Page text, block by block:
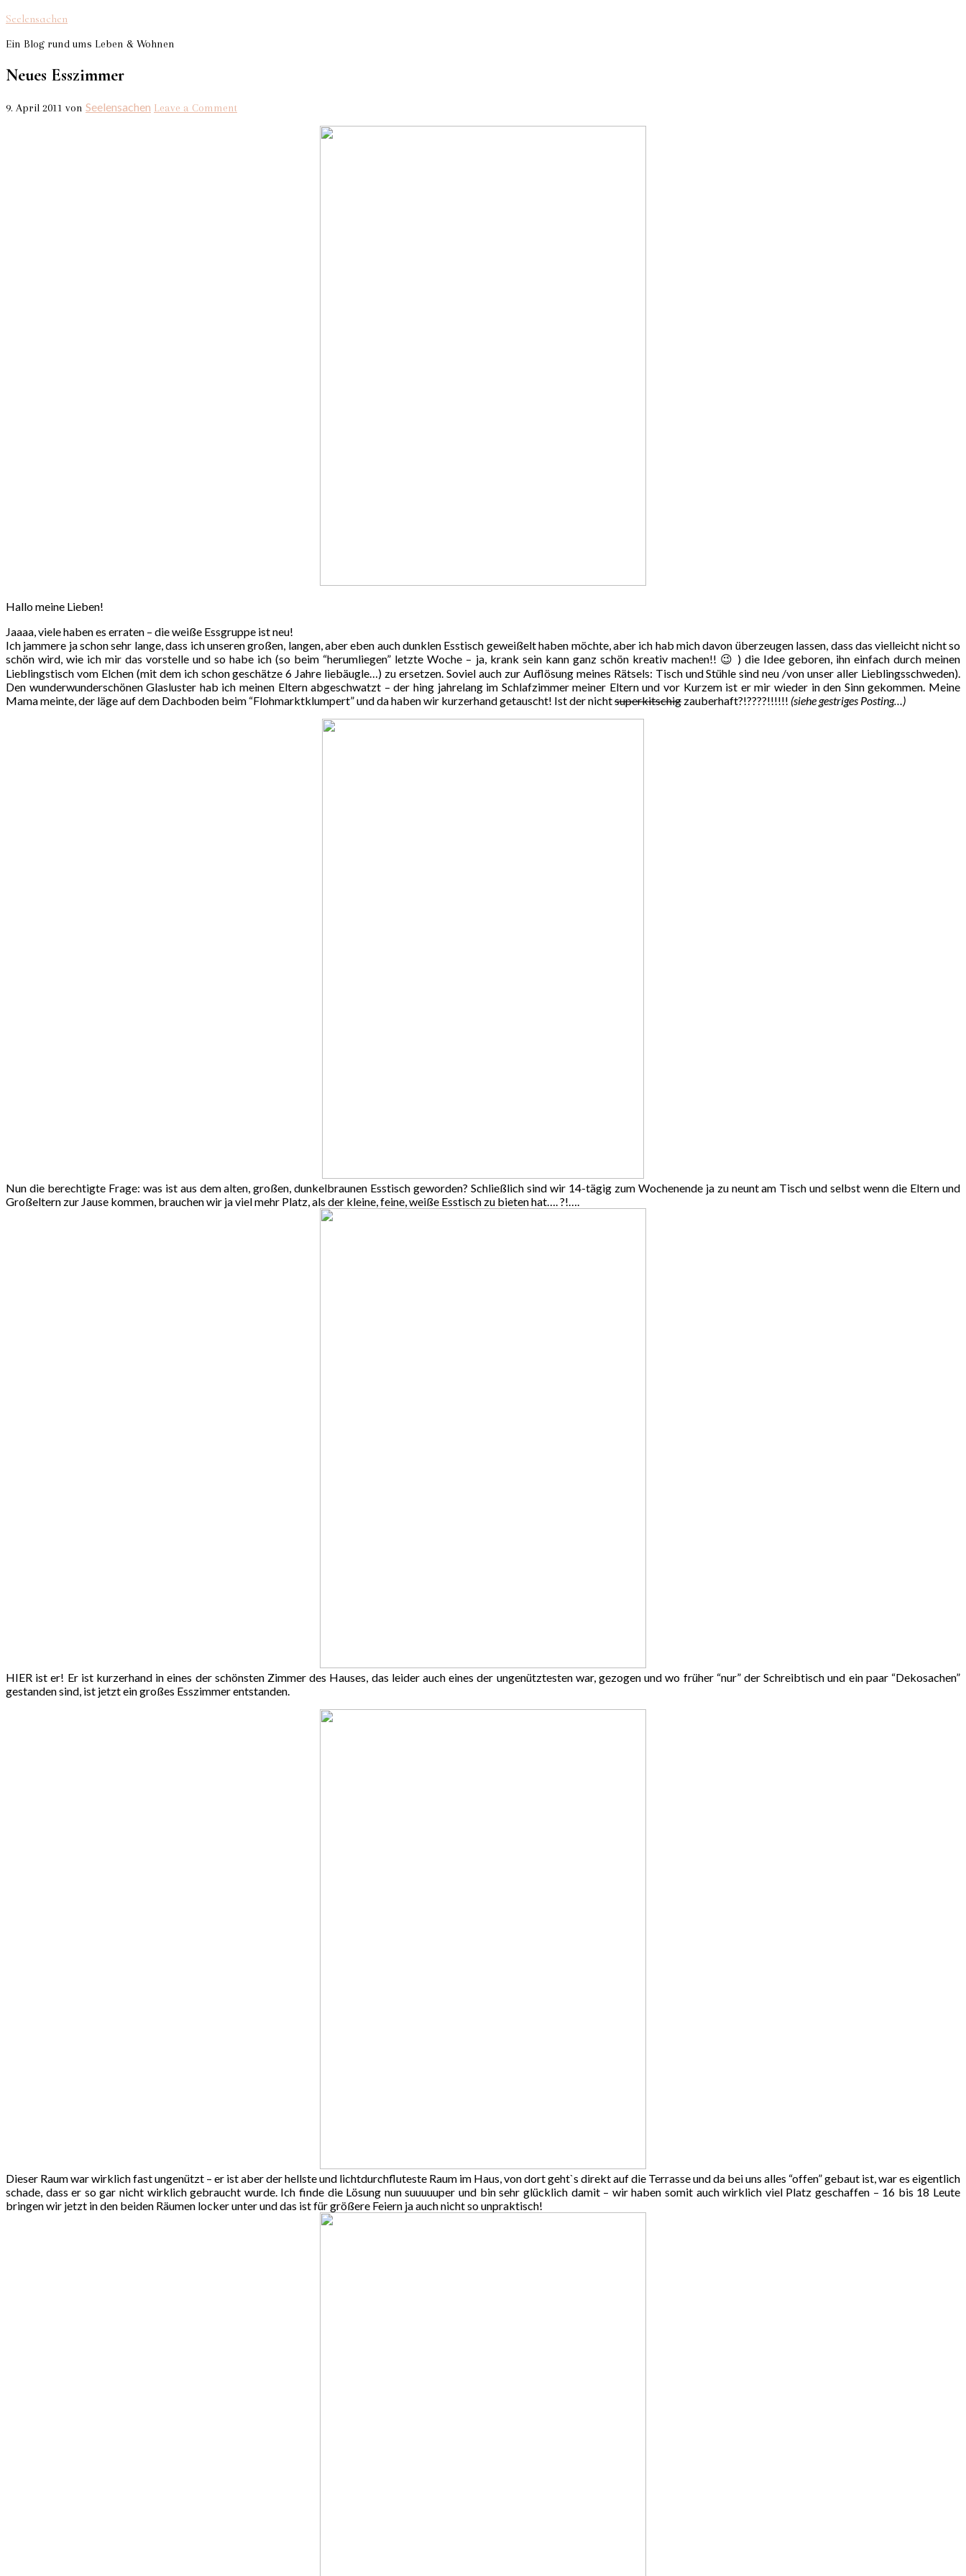
Seelensachen
Ein Blog rund ums Leben & Wohnen
Neues Esszimmer
9. April 2011 von Seelensachen Leave a Comment
Hallo meine Lieben!
Jaaaa, viele haben es erraten – die weiße Essgruppe ist neu!
Ich jammere ja schon sehr lange, dass ich unseren großen, langen, aber eben auch dunklen Esstisch geweißelt haben möchte, aber ich hab mich davon überzeugen lassen, dass das vielleicht nicht so
schön wird, wie ich mir das vorstelle und so habe ich (so beim “herumliegen” letzte Woche – ja, krank sein kann ganz schön kreativ machen!! 😉 ) die Idee geboren, ihn einfach durch meinen
Lieblingstisch vom Elchen (mit dem ich schon geschätze 6 Jahre liebäugle…) zu ersetzen. Soviel auch zur Auflösung meines Rätsels: Tisch und Stühle sind neu /von unser aller Lieblingsschweden).
Den wunderwunderschönen Glasluster hab ich meinen Eltern abgeschwatzt – der hing jahrelang im Schlafzimmer meiner Eltern und vor Kurzem ist er mir wieder in den Sinn gekommen. Meine
Mama meinte, der läge auf dem Dachboden beim “Flohmarktklumpert” und da haben wir kurzerhand getauscht! Ist der nichtsuperkitschig zauberhaft?!????!!!!!! (siehe gestriges Posting…)
Nun die berechtigte Frage: was ist aus dem alten, großen, dunkelbraunen Esstisch geworden? Schließlich sind wir 14-tägig zum Wochenende ja zu neunt am Tisch und selbst wenn die Eltern und
Großeltern zur Jause kommen, brauchen wir ja viel mehr Platz, als der kleine, feine, weiße Esstisch zu bieten hat…. ?!….
HIER ist er! Er ist kurzerhand in eines der schönsten Zimmer des Hauses, das leider auch eines der ungenütztesten war, gezogen und wo früher “nur” der Schreibtisch und ein paar “Dekosachen”
gestanden sind, ist jetzt ein großes Esszimmer entstanden.
Dieser Raum war wirklich fast ungenützt – er ist aber der hellste und lichtdurchfluteste Raum im Haus, von dort geht`s direkt auf die Terrasse und da bei uns alles “offen” gebaut ist, war es eigentlich
schade, dass er so gar nicht wirklich gebraucht wurde. Ich finde die Lösung nun suuuuuper und bin sehr glücklich damit – wir haben somit auch wirklich viel Platz geschaffen – 16 bis 18 Leute
bringen wir jetzt in den beiden Räumen locker unter und das ist für größere Feiern ja auch nicht so unpraktisch!